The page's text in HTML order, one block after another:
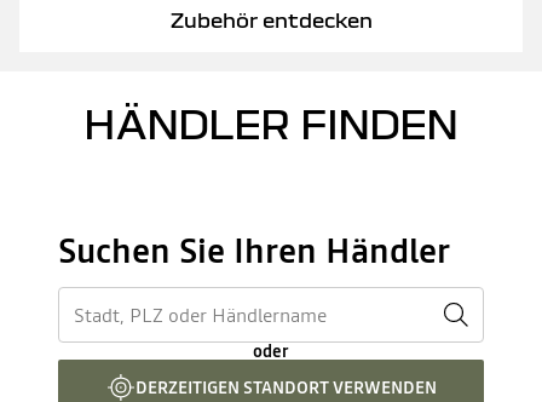
Zubehör entdecken
HÄNDLER FINDEN
Suchen Sie Ihren Händler
oder
DERZEITIGEN STANDORT VERWENDEN